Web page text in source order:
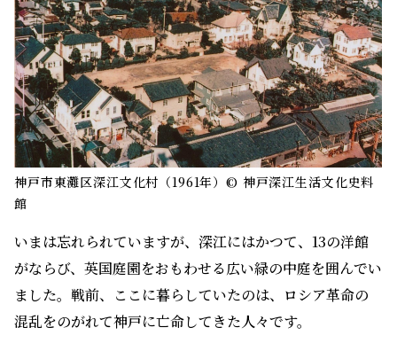
神戸市東灘区深江文化村（1961年）© 神戸深江生活文化史料
館
いまは忘れられていますが、深江にはかつて、13の洋館
がならび、英国庭園をおもわせる広い緑の中庭を囲んでい
ました。戦前、ここに暮らしていたのは、ロシア革命の
混乱をのがれて神戸に亡命してきた人々です。